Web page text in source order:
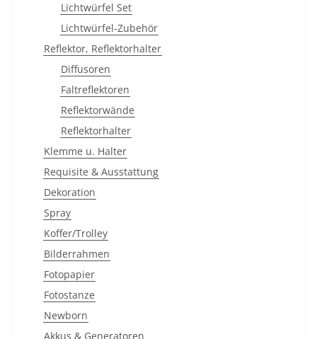
Lichtwürfel Set
Lichtwürfel-Zubehör
Reflektor, Reflektorhalter
Diffusoren
Faltreflektoren
Reflektorwände
Reflektorhalter
Klemme u. Halter
Requisite & Ausstattung
Dekoration
Spray
Koffer/Trolley
Bilderrahmen
Fotopapier
Fotostanze
Newborn
Akkus & Generatoren